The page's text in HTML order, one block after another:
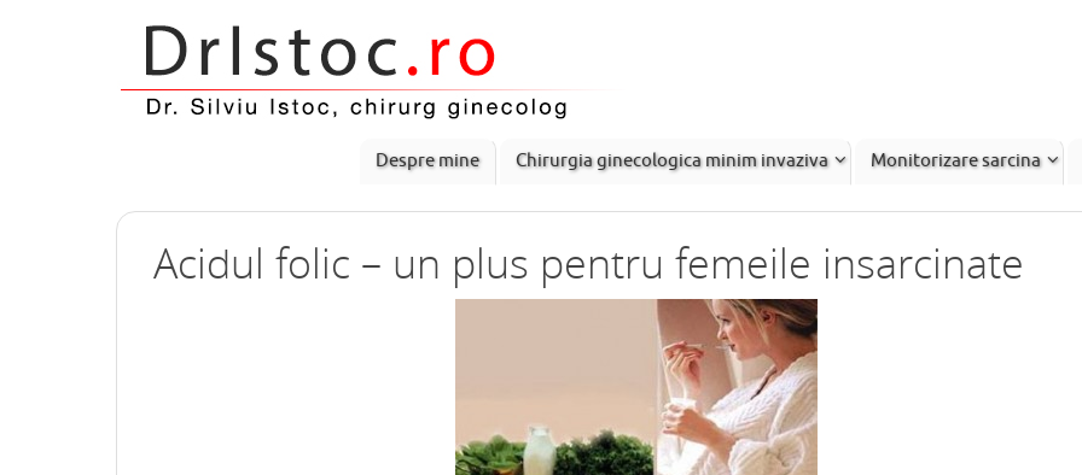
Despre mine Chirurgia ginecologica minim invaziva Monitorizare sarcina
Acidul folic – un plus pentru femeile insarcinate